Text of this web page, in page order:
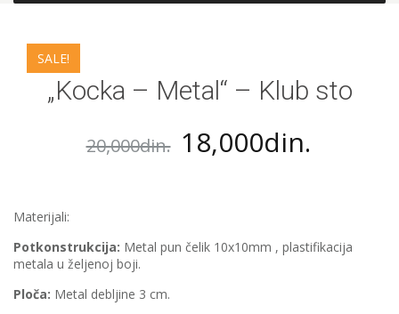
SALE!
„Kocka – Metal“ – Klub sto
20,000din. 18,000din.
Materijali:
Potkonstrukcija: Metal pun čelik 10x10mm , plastifikacija
metala u željenoj boji.
Ploča: Metal debljine 3 cm.